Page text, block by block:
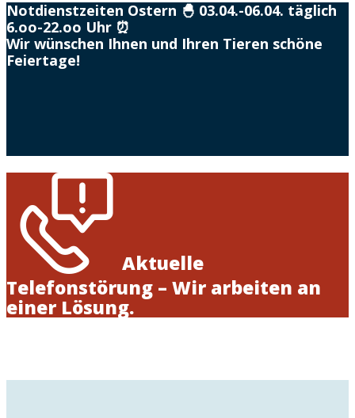
Notdienstzeiten Ostern 🐣 03.04.-06.04. täglich
6.oo-22.oo Uhr ⏰
Wir wünschen Ihnen und Ihren Tieren schöne
Feiertage!
Aktuelle
Telefonstörung – Wir arbeiten an
einer Lösung.